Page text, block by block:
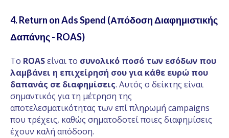
4.Return on Ads Spend (Απόδοση Διαφημιστικής
Δαπάνης - ROAS)
Το ROASείναι το συνολικό ποσό των εσόδων που
λαμβάνει η επιχείρησή σου για κάθε ευρώ που
δαπανάς σε διαφημίσεις. Αυτός ο δείκτης είναι
σημαντικός για τη μέτρηση της
αποτελεσματικότητας των επί πληρωμή campaigns
που τρέχεις, καθώς σηματοδοτεί ποιες διαφημίσεις
έχουν καλή απόδοση.